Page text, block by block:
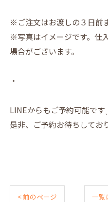
※ご注文はお渡しの３日前
※写真はイメージです。仕
場合がございます。
・
LINEからもご予約可能です
是非、ご予約お待ちしてお
< 前のページ 一覧